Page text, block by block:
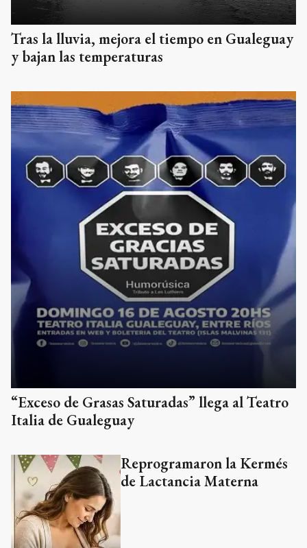
Tras la lluvia, mejora el tiempo en Gualeguay
y bajan las temperaturas
“Exceso de Grasas Saturadas” llega al Teatro
Italia de Gualeguay
Reprogramaron la Kermés
de Lactancia Materna